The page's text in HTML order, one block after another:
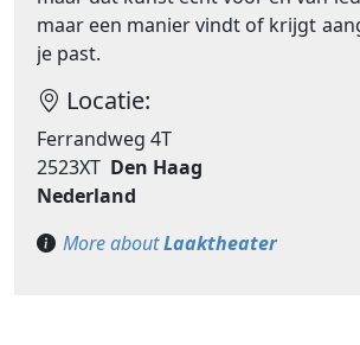
maar een manier vindt of krijgt
je past.
Locatie:
Ferrandweg 4T
2523XT Den Haag
Nederland
More aboutLaaktheater